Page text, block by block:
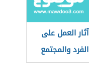
آثار العمل على
الفرد والمجتمع